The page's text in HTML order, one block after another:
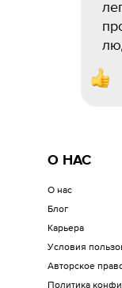
О НАС
О нас
Блог
Карьера
Условия
Авторское
Политика